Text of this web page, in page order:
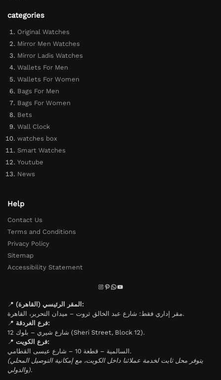
categories
Original Watches
Mirror Men Watches
Mirror Ladis Watches
Wallets For Men
Wallets For Women
Bags For Men
Bags For Women
Bets
Wall Clock
watches box
Smart Watches
Youtube
News
Help
Contact Us
Terms and Conditions
Privacy Policy
Sitemap
Accessibility Statement
📍
المقر الرئيسي (القاهرة):
مقر إداري فقط: شارع عبد الخالق ثروت – ميدان التحرير، القاهرة.
📍
فرع الغردقة:
شارع شيري – بلوك 12 (Sheri Street, Block 12).
📍
فرع الكويت:
السالمية – قطعة 10 – شارع عيسى القطامي.
(يتوفر محل ثابت لخدمة عملائنا داخل الكويت، مع إمكانية التوصيل المحلي
والدولي).